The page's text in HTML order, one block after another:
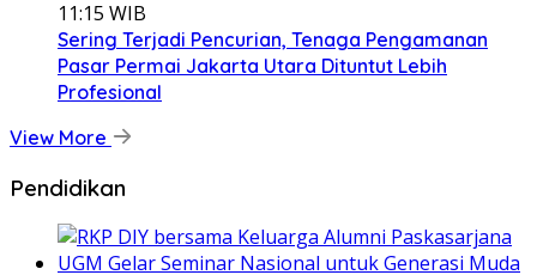
11:15 WIB
Sering Terjadi Pencurian, Tenaga Pengamanan
Pasar Permai Jakarta Utara Dituntut Lebih
Profesional
View More
Pendidikan